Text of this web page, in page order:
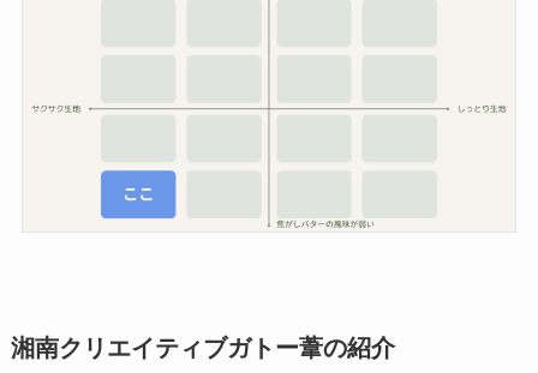
湘南クリエイティブガトー葦の紹介